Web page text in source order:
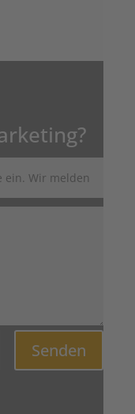
Senden